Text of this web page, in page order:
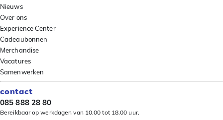
Nieuws
Over ons
Experience Center
Cadeaubonnen
Merchandise
Vacatures
Samenwerken
contact
085 888 28 80
Bereikbaar op werkdagen van 10.00 tot 18.00 uur.